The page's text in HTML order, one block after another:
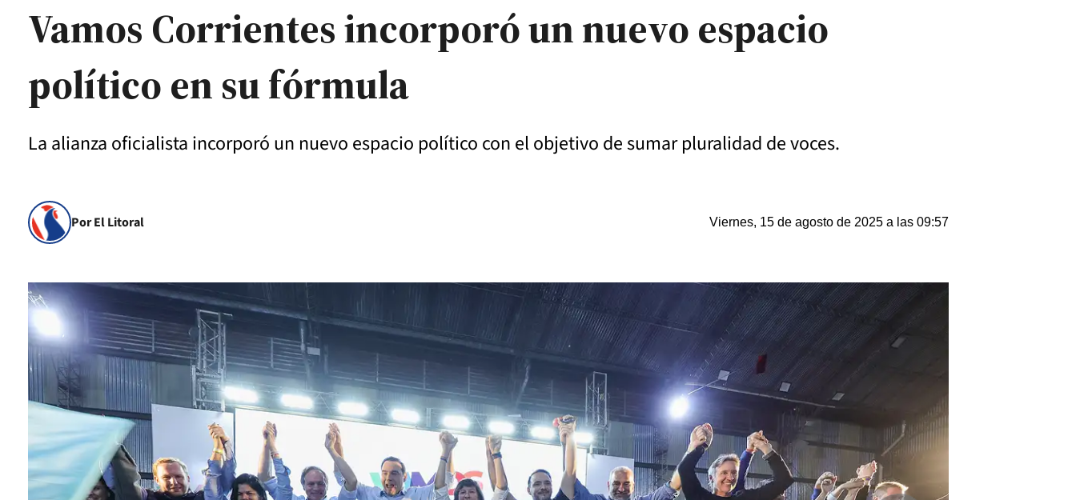
Vamos Corrientes incorporó un nuevo espacio
político en su fórmula
La alianza oficialista incorporó un nuevo espacio político con el objetivo de sumar pluralidad de voces.
Por El Litoral Viernes, 15 de agosto de 2025 a las 09:57